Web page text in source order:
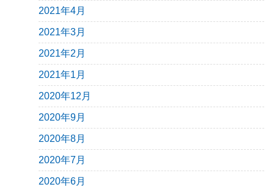
2021年4月
2021年3月
2021年2月
2021年1月
2020年12月
2020年9月
2020年8月
2020年7月
2020年6月